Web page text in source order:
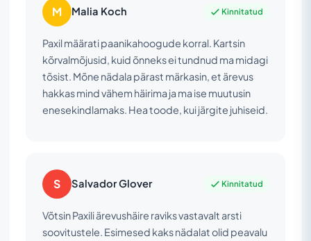
M Malia Koch Kinnitatud
Paxil määrati paanikahoogude korral. Kartsin
kõrvalmõjusid, kuid õnneks ei tundnud ma midagi
tõsist. Mõne nädala pärast märkasin, et ärevus
hakkas mind vähem häirima ja ma ise muutusin
enesekindlamaks. Hea toode, kui järgite juhiseid.
S Salvador Glover Kinnitatud
Võtsin Paxili ärevushäire raviks vastavalt arsti
soovitustele. Esimesed kaks nädalat olid peavalu